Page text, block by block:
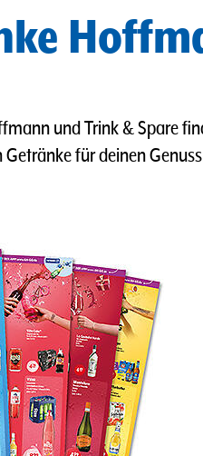
und Trink & Spare
für deinen